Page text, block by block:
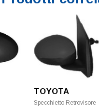
TOYOTA
Specchietto Retrovisore